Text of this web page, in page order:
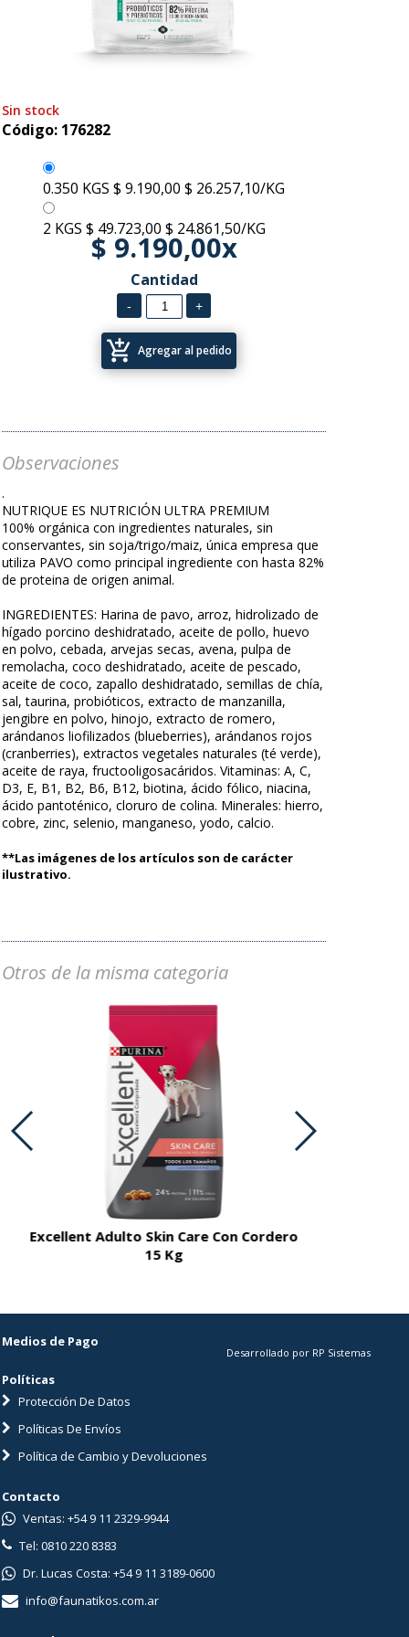
Sin stock
Código: 176282
0.350 KGS $ 9.190,00 $ 26.257,10/KG
2 KGS $ 49.723,00 $ 24.861,50/KG
$ 9.190,00x
Cantidad
add_shopping_cart Agregar al pedido
Observaciones
.
NUTRIQUE ES NUTRICIÓN ULTRA PREMIUM
100% orgánica con ingredientes naturales, sin
conservantes, sin soja/trigo/maiz, única empresa que
utiliza PAVO como principal ingrediente con hasta 82%
de proteina de origen animal.
INGREDIENTES: Harina de pavo, arroz, hidrolizado de
hígado porcino deshidratado, aceite de pollo, huevo
en polvo, cebada, arvejas secas, avena, pulpa de
remolacha, coco deshidratado, aceite de pescado,
aceite de coco, zapallo deshidratado, semillas de chía,
sal, taurina, probióticos, extracto de manzanilla,
jengibre en polvo, hinojo, extracto de romero,
arándanos liofilizados (blueberries), arándanos rojos
(cranberries), extractos vegetales naturales (té verde),
aceite de raya, fructooligosacáridos. Vitaminas: A, C,
D3, E, B1, B2, B6, B12, biotina, ácido fólico, niacina,
ácido pantoténico, cloruro de colina. Minerales: hierro,
cobre, zinc, selenio, manganeso, yodo, calcio.
**Las imágenes de los artículos son de carácter
ilustrativo.
Otros de la misma categoria
Excellent Adulto Skin Care Con Cordero
15 Kg
Medios de Pago
Políticas
Protección De Datos
Políticas De Envíos
Política de Cambio y Devoluciones
Desarrollado por RP Sistemas
Contacto
Ventas: +54 9 11 2329-9944
Tel: 0810 220 8383
Dr. Lucas Costa: +54 9 11 3189-0600
info@faunatikos.com.ar